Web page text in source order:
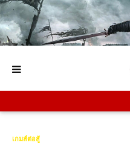
เกมส์ต่อสู้